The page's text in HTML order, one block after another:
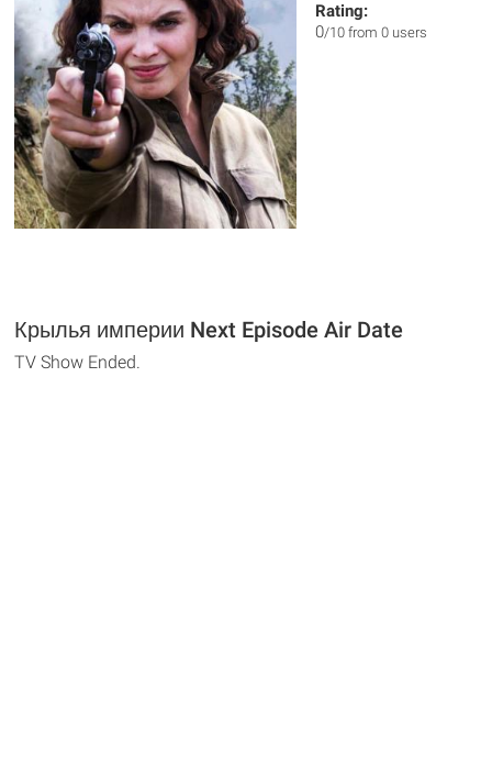
Rating:
0/10 from 0 users
Крылья империи Next Episode Air Date
TV Show Ended.